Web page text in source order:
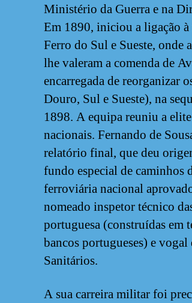
Ministério da Guerra e na
Em 1890, iniciou a ligação
Ferro do Sul e Sueste, onde
lhe valeram a comenda de
encarregada de reorganizar
Douro, Sul e Sueste), na
1898. A equipa reuniu a
nacionais. Fernando de
relatório final, que deu
fundo especial de caminhos
ferroviária nacional
nomeado inspetor técnico
portuguesa (construídas
bancos portugueses) e
Sanitários.
A sua carreira militar foi